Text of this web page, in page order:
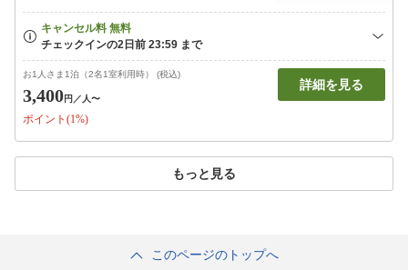
お1人さま1泊（2名1室利用時） (税込)
3,400円 ／人〜
ポイント(1%)
詳細を見る
もっと見る
このページのトップへ